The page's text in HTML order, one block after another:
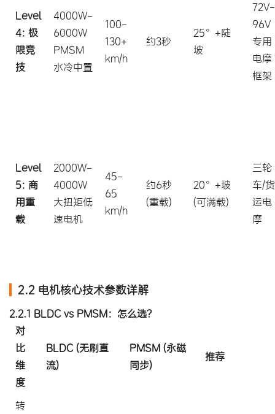
Level
4: 极
限竞
技
4000W-
6000W
PMSM
水冷中置
100-
130+
km/h
约3秒
25°+陡
坡
72V-
96V
专用
电摩
框架
Level
5: 商
用重
载
2000W-
4000W
大扭矩低
速电机
45-
65
km/h
约6秒
(重载)
20°+坡
(可满载)
三轮
车/货
运电
摩
2.2 电机核心技术参数详解
2.2.1 BLDC vs PMSM：怎么选？
对
比
维
度
BLDC (无刷直
流)
PMSM (永磁
同步)
推荐
转